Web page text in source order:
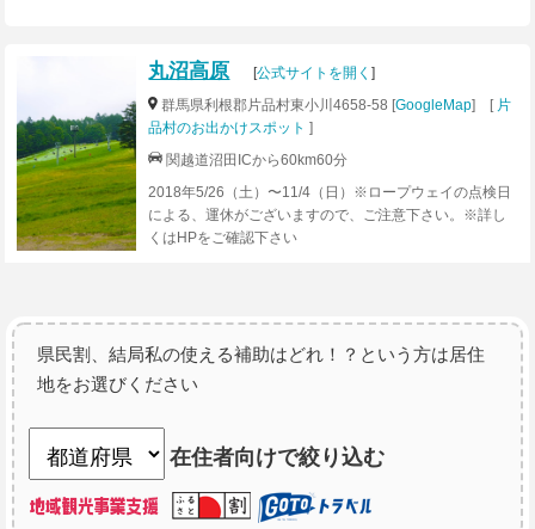
丸沼高原 [公式サイトを開く]
群馬県利根郡片品村東小川4658-58 [GoogleMap] [ 片
品村のお出かけスポット ]
関越道沼田ICから60km60分
2018年5/26（土）〜11/4（日）※ロープウェイの点検日
による、運休がございますので、ご注意下さい。※詳し
くはHPをご確認下さい
県民割、結局私の使える補助はどれ！？という方は居住
地をお選びください
在住者向けで絞り込む